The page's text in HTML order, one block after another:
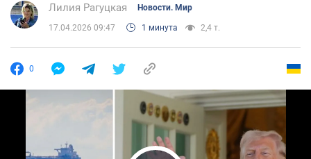
Лилия Рагуцкая Новости. Мир
17.04.2026 09:47 1 минута 2,4 т.
0